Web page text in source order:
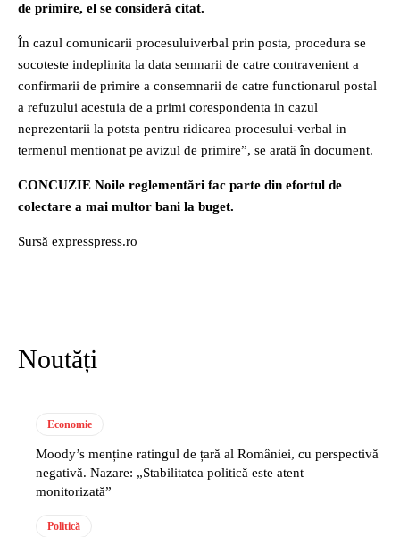
de primire, el se consideră citat.
În cazul comunicarii procesuluiverbal prin posta, procedura se
socoteste indeplinita la data semnarii de catre contravenient a
confirmarii de primire a consemnarii de catre functionarul postal
a refuzului acestuia de a primi corespondenta in cazul
neprezentarii la potsta pentru ridicarea procesului-verbal in
termenul mentionat pe avizul de primire”, se arată în document.
CONCUZIE Noile reglementări fac parte din efortul de
colectare a mai multor bani la buget.
Sursă expresspress.ro
Noutăți
Economie
Moody’s menține ratingul de țară al României, cu perspectivă
negativă. Nazare: „Stabilitatea politică este atent
monitorizată”
Politică